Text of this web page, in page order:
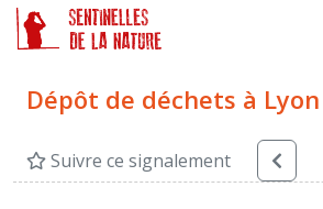
Dépôt de déchets à Lyon
Suivre ce signalement
Panneau de gestion des cookies